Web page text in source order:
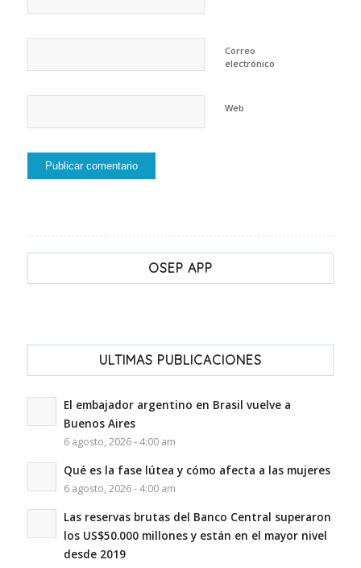
Correo
electrónico
Web
OSEP APP
ULTIMAS PUBLICACIONES
El embajador argentino en Brasil vuelve a
Buenos Aires
6 agosto, 2026 - 4:00 am
Qué es la fase lútea y cómo afecta a las mujeres
6 agosto, 2026 - 4:00 am
Las reservas brutas del Banco Central superaron
los US$50.000 millones y están en el mayor nivel
desde 2019